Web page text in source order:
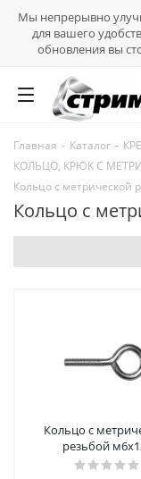
Мы непрерывно
для вашего
обновления вы
Главная - Каталог -
КОЛЬЦО, КРЮК С
Кольцо с метрической
Кольцо с
Кольцо с
резьбой